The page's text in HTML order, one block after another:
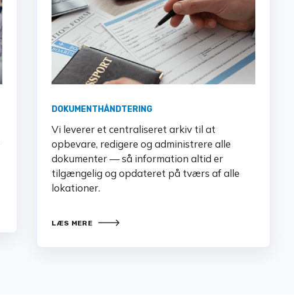
DOKUMENTHÅNDTERING
Vi leverer et centraliseret arkiv til at
opbevare, redigere og administrere alle
dokumenter — så information altid er
tilgængelig og opdateret på tværs af alle
lokationer.
LÆS MERE